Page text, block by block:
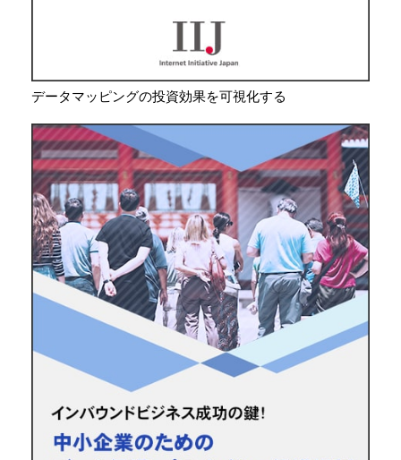
データマッピングの投資効果を可視化する